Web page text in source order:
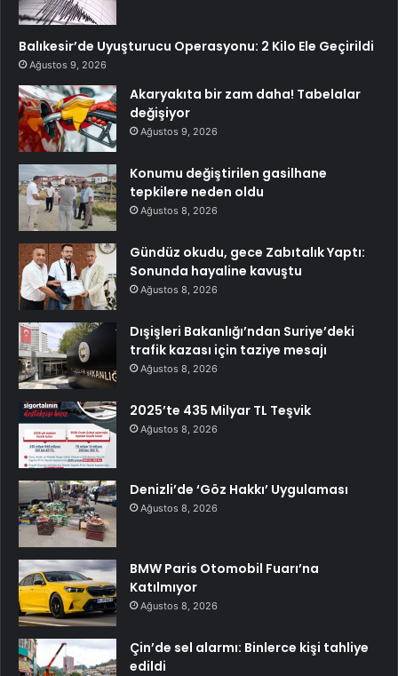
Balıkesir’de Uyuşturucu Operasyonu: 2 Kilo Ele Geçirildi
Ağustos 9, 2026
Akaryakıta bir zam daha! Tabelalar
değişiyor
Ağustos 9, 2026
Konumu değiştirilen gasilhane
tepkilere neden oldu
Ağustos 8, 2026
Gündüz okudu, gece Zabıtalık Yaptı:
Sonunda hayaline kavuştu
Ağustos 8, 2026
Dışişleri Bakanlığı’ndan Suriye’deki
trafik kazası için taziye mesajı
Ağustos 8, 2026
2025’te 435 Milyar TL Teşvik
Ağustos 8, 2026
Denizli’de ‘Göz Hakkı’ Uygulaması
Ağustos 8, 2026
BMW Paris Otomobil Fuarı’na
Katılmıyor
Ağustos 8, 2026
Çin’de sel alarmı: Binlerce kişi tahliye
edildi